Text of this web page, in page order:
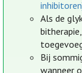
Als de
Bij
wanneer